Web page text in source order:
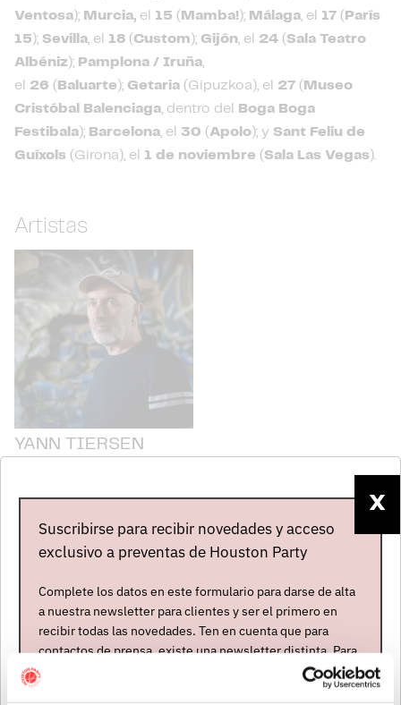
Ventosa); Murcia, el 15 ( Mamba! ); Málaga, el 17 ( París
15 ); Sevilla, el 18 ( Custom ); Gijón, el 24 ( Sala Teatro
Albéniz ); Pamplona / Iruña,
el 26 ( Baluarte ); Getaria (Gipuzkoa), el 27 ( Museo
Cristóbal Balenciaga, dentro del
Boga Boga
Festibala); Barcelona, el 30 ( Apolo); y Sant Feliu de
Guíxols (Girona), el 1 de noviembre ( Sala Las Vegas ).
Artistas
YANN TIERSEN
Abierta contratación
ÚLTIMAS NOTICIAS
X
Suscribirse para recibir novedades y acceso
exclusivo a preventas de Houston Party
Complete los datos en este formulario para darse de alta
a nuestra newsletter para clientes y ser el primero en
recibir todas las novedades. Ten en cuenta que para
contactos de prensa, existe una newsletter distinta. Para
formar parte de ella, envíanos un mensaje a